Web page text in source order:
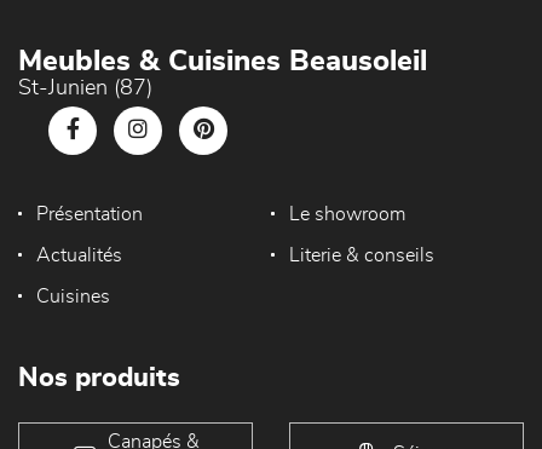
Meubles & Cuisines Beausoleil
St-Junien (87)
Présentation Le showroom
Actualités Literie & conseils
Cuisines
Nos produits
Canapés &